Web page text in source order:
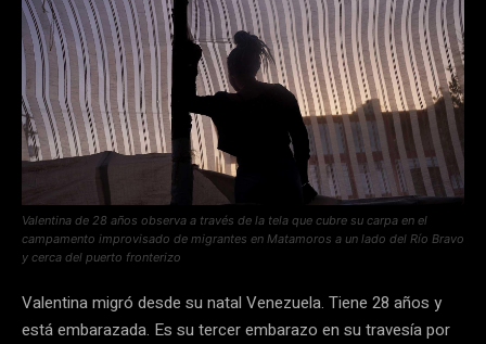
Valentina de 28 años observa a través de la tela que cubre su carpa en el
campamento improvisado de migrantes en Matamoros a un lado del Río Bravo
y cerca del puerto fronterizo
Valentina migró desde su natal Venezuela. Tiene 28 años y
está embarazada. Es su tercer embarazo en su travesía por